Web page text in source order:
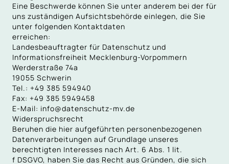
Eine Beschwerde können Sie unter anderem bei der für
uns zuständigen Aufsichtsbehörde einlegen, die Sie
unter folgenden Kontaktdaten
erreichen:
Landesbeauftragter für Datenschutz und
Informationsfreiheit Mecklenburg-Vorpommern
Werderstraße 74a
19055 Schwerin
Tel.: +49 385 594940
Fax: +49 385 5949458
E-Mail: info@datenschutz-mv.de
Widerspruchsrecht
Beruhen die hier aufgeführten personenbezogenen
Datenverarbeitungen auf Grundlage unseres
berechtigten Interesses nach Art. 6 Abs. 1 lit.
f DSGVO, haben Sie das Recht aus Gründen, die sich